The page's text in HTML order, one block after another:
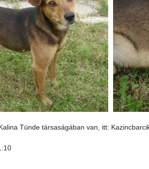
Tünde társaságában van, itt: